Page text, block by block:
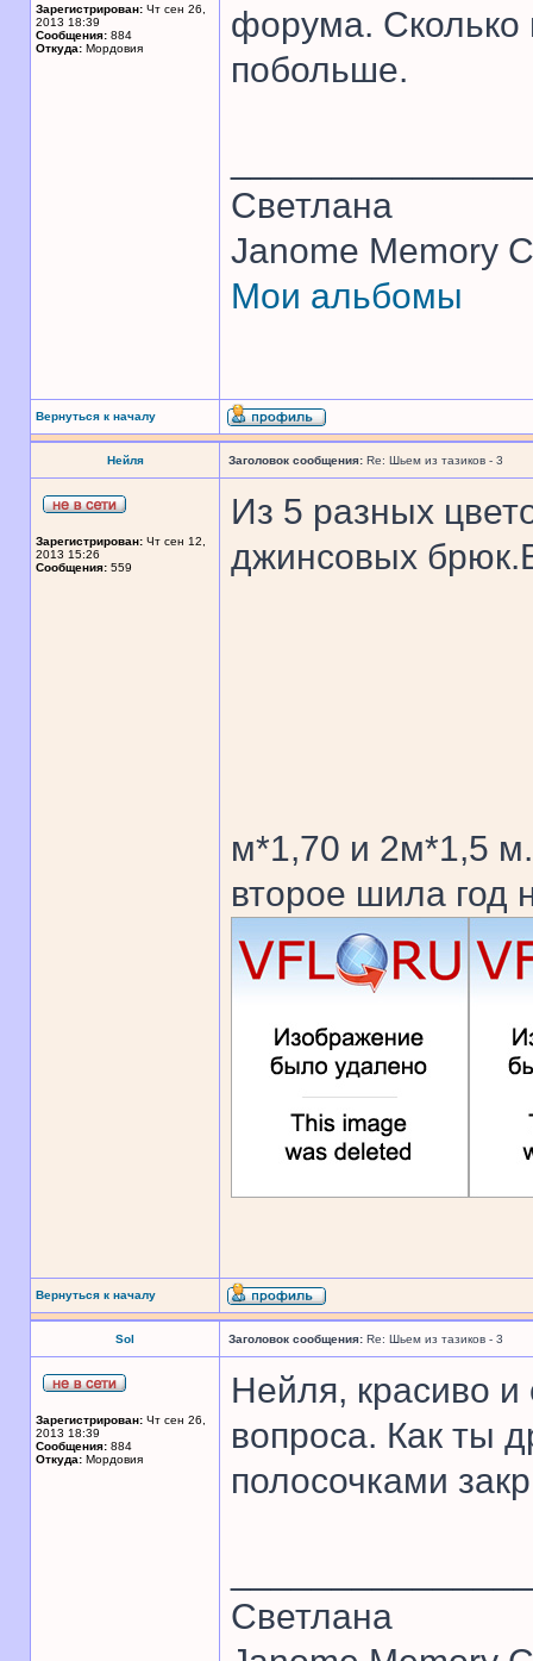
Зарегистрирован: Чт сен 26,
2013 18:39
Сообщения: 884
Откуда: Мордовия
форума. Сколько
побольше.
Светлана
Janome Memory
Мои альбомы
Вернуться к началу
Нейля Заголовок сообщения: Re: Шьем из тазиков - 3
Зарегистрирован: Чт сен 12,
2013 15:26
Сообщения: 559
Из 5 разных
джинсовых
м*1,70 и 2м*1,5 м.
второе шила год
Вернуться к началу
Sol Заголовок сообщения: Re: Шьем из тазиков - 3
Зарегистрирован: Чт сен 26,
2013 18:39
Сообщения: 884
Откуда: Мордовия
Нейля, красиво и
вопроса. Как ты
полосочками
Светлана